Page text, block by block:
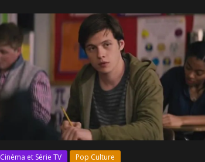
Cinéma et Série TV Pop Culture